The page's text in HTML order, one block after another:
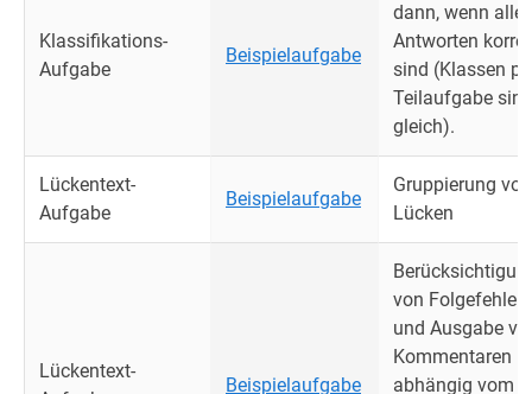
Klassifikations-
Aufgabe
Beispielaufgabe
dann, wenn alle
Antworten
sind (Klassen
Teilaufgabe sind
gleich).
Lückentext-
Aufgabe
Beispielaufgabe
Gruppierung von
Lücken
Lückentext-
Beispielaufgabe
von Folgefehlern
und Ausgabe
Kommentaren
abhängig vom